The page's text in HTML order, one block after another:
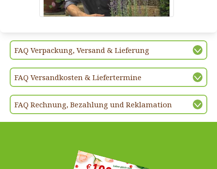
FAQ Verpackung, Versand & Lieferung
FAQ Versandkosten & Liefertermine
FAQ Rechnung, Bezahlung und Reklamation